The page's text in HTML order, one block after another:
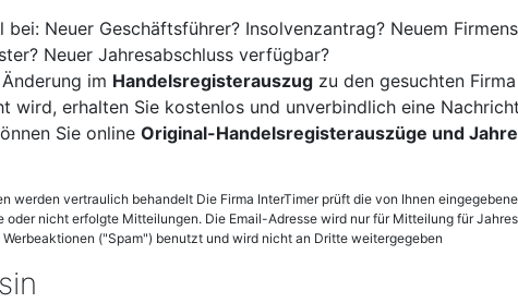
bei: Neuer Geschäftsführer? Insolvenzantrag? Neuem
Neuer Jahresabschluss verfügbar?
im Handelsregisterauszug zu den gesuchten
wird, erhalten Sie kostenlos und unverbindlich eine
Sie online Original-Handelsregisterauszüge und
vertraulich behandelt Die Firma InterTimer prüft die von Ihnen
nicht erfolgte Mitteilungen. Die Email-Adresse wird nur für Mitteilung für
("Spam") benutzt und wird nicht an Dritte weitergegeben